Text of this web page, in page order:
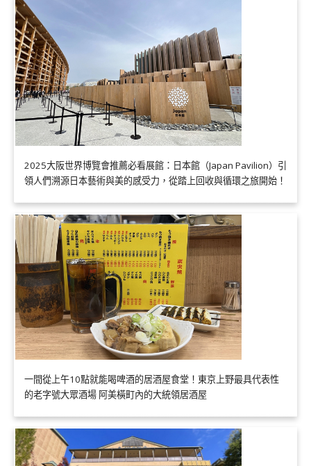
2025大阪世界博覽會推薦必看展館：日本館（Japan Pavilion）引
領人們溯源日本藝術與美的感受力，從踏上回收與循環之旅開始！
一間從上午10點就能喝啤酒的居酒屋食堂！東京上野最具代表性
的老字號大眾酒場 阿美橫町內的大統領居酒屋